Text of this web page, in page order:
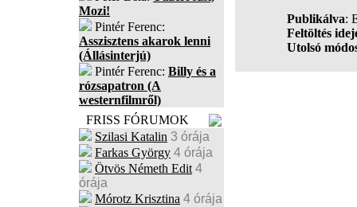
Mozi!
Pintér Ferenc:
Asszisztens akarok lenni
(Állásinterjú)
Pintér Ferenc: Billy és a
rózsapatron (A
westernfilmről)
FRISS FÓRUMOK
Szilasi Katalin 3 órája
Farkas György 4 órája
Ötvös Németh Edit 4
órája
Mórotz Krisztina 4 órája
Publikálva:
Feltöltés
Utolsó